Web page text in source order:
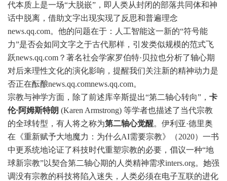
代本质上是一场“大脱嵌”，即人类从封闭的部落共同体和神
话中脱离，借助文字出现实现了反思和普遍理念
news.qq.com。他的问题在于：人工智能这一新的“符号能
力”是否会如同文字之于古代那样，引发类似规模的范式飞
跃news.qq.com ？著名社会学家罗伯特·贝拉也分析了轴心期
对后来理性文化的演化影响，提醒我们关注新的精神动力是
否正在酝酿news.qq.comnews.qq.com。
宗教与神学方面 ，除了前述库辛斯提出“第二轴心转向”， 卡
伦·阿姆斯特朗 (Karen Armstrong) 等学者也描述了当代宗教
的全球转型，有人将之称为第二轴心觉醒。伊利亚·德里奥
在《重新赋予大地魔力：为什么AI需要宗教》（2020）一书
中更系统地论证了科技时代重塑宗教的必要，倡议一种“地
球新宗教”以契合第二轴心期的人类精神需求inters.org。她强
调没有宗教的科技将陷入迷失，人类必须在电子互联的进化